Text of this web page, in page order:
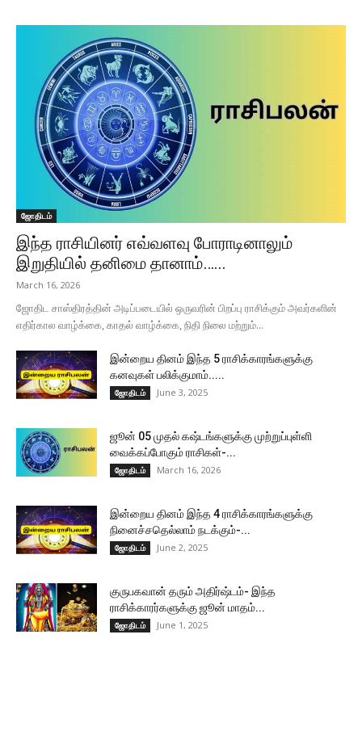
ஜோதிடம்
இந்த ராசியினர் எவ்வளவு போராடினாலும்
இறுதியில் தனிமை தானாம்…...
March 16, 2026
ஜோதிட சாஸ்திரத்தின் அடிப்படையில் ஒருவரின் பிறப்பு ராசிக்கும் அவர்களின்
எதிர்கால வாழ்க்கை, காதல் வாழ்க்கை, நிதி நிலை மற்றும்...
இன்றைய தினம் இந்த 5 ராசிக்காரங்களுக்கு
கனவுகள் பலிக்குமாம்.....
ஜோதிடம் June 3, 2025
ஜூன் 05 முதல் கஷ்டங்களுக்கு முற்றுப்புள்ளி
வைக்கப்போகும் ராசிகள்-...
ஜோதிடம் March 16, 2026
இன்றைய தினம் இந்த 4 ராசிக்காரங்களுக்கு
நினைச்சதெல்லாம் நடக்கும்-...
ஜோதிடம் June 2, 2025
குருபகவான் தரும் அதிர்ஷ்டம்- இந்த
ராசிக்காரர்களுக்கு ஜூன் மாதம்...
ஜோதிடம் June 1, 2025